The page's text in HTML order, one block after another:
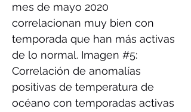
mes de mayo 2020
correlacionan muy bien con
temporada que han más activas
de lo normal. Imagen #5:
Correlación de anomalías
positivas de temperatura de
océano con temporadas activas